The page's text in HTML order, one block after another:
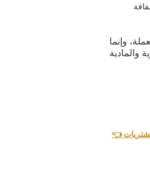
وإنما